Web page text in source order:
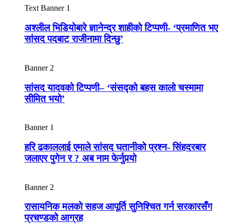
Text Banner 1
अश्लील भिडियोबारे ज्ञानेन्द्र शाहीको टिप्पणी- ‘प्रमाणित भए
सांसद पदबाट राजीनामा दिन्छु’
Banner 2
सांसद यादवको टिप्पणी– ‘संसद्को बहस कालो चस्मामा
सीमित भयो’
Banner 1
हरि ढकाललाई एमाले सांसद घतानीको प्रश्न- सिंहदरबार
जलाएर पुगेन र ? अब नाम फेर्नुपर्‍यो
Banner 2
रासायनिक मलको सहज आपूर्ति सुनिश्चित गर्न सरकारसँग
प्रचण्डको आग्रह